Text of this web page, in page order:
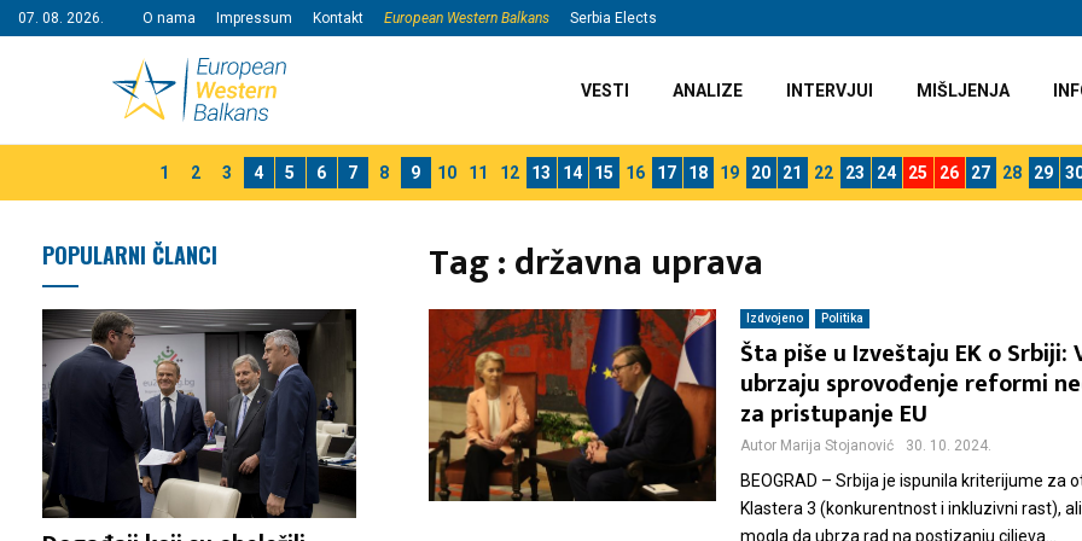
07. 08. 2026. O nama Impressum Kontakt European Western Balkans Serbia Elects
VESTI ANALIZE INTERVJUI MIŠLJENJA
1 2 3 4 5 6 7 8 9 10 11 12 13 14 15 16 17 18 19 20 21 22 23 24 25 26 27 28 29
Tag : državna uprava
Izdvojeno Politika
Šta piše u Izveštaju EK o Srbiji:
ubrzaju sprovođenje reformi
za pristupanje EU
Autor Marija Stojanović 30. 10. 2024.
BEOGRAD – Srbija je ispunila kriterijume za
Klastera 3 (konkurentnost i inkluzivni rast),
mogla da ubrza rad na postizanju ciljeva...
POPULARNI ČLANCI